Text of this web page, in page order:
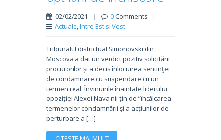
02/02/2021 | 0Comments
|
Actuale,Intre Est si Vest
Tribunalul districtual Simonovski din
Moscova a dat un verdict pozitiv solicitării
procurorilor și a decis înlocuirea sentinţei
de condamnare cu suspendare cu un
termen real. Învinuirile înaintate liderului
opoziției Alexei Navalnii țin de ”încălcarea
termenelor condamnării şi a acţiunilor de
perturbare a […]
CITESTE MAI MULT